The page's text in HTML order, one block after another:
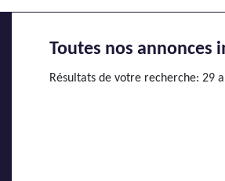
Toutes nos
Résultats de votre recherche: 29